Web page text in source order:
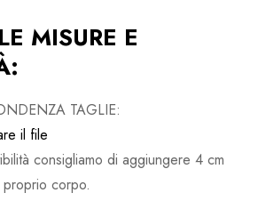
MISURE E
TAGLIE:
il file
consigliamo di aggiungere 4 cm
corpo.